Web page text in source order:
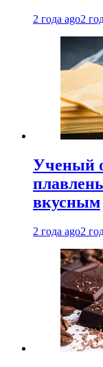
2 года ago2
Ученый
вкусным
2 года ago2